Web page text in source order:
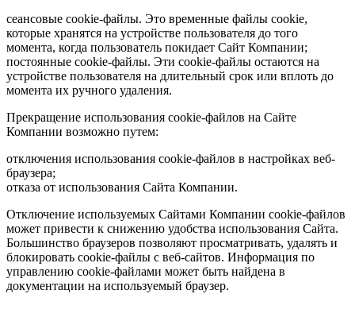
сеансовые cookie-файлы. Это временные файлы cookie,
которые хранятся на устройстве пользователя до того
момента, когда пользователь покидает Сайт Компании;
постоянные cookie-файлы. Эти cookie-файлы остаются на
устройстве пользователя на длительный срок или вплоть до
момента их ручного удаления.
Прекращение использования cookie-файлов на Сайте
Компании возможно путем:
отключения использования cookie-файлов в настройках веб-
браузера;
отказа от использования Сайта Компании.
Отключение используемых Сайтами Компании cookie-файлов
может привести к снижению удобства использования Сайта.
Большинство браузеров позволяют просматривать, удалять и
блокировать cookie-файлы c веб-сайтов. Информация по
управлению cookie-файлами может быть найдена в
документации на используемый браузер.